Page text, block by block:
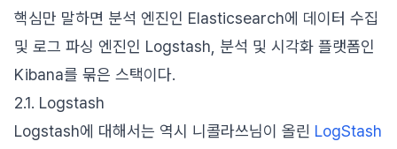
핵심만 말하면 분석 엔진인 Elasticsearch에 데이터 수집
및 로그 파싱 엔진인 Logstash, 분석 및 시각화 플랫폼인
Kibana를 묶은 스택이다.
2.1. Logstash
Logstash에 대해서는 역시 니콜라쓰님이 올린 LogStash